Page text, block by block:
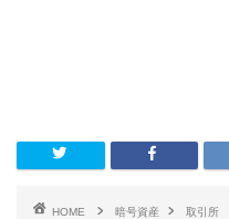
HOME 暗号資産
取引所